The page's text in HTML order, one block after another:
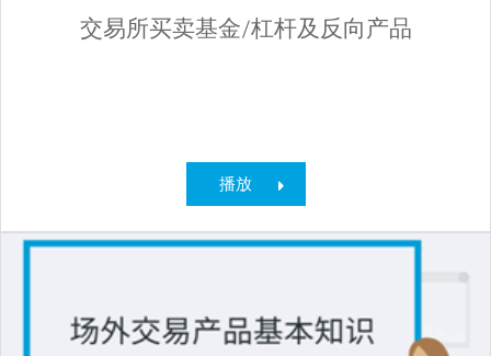
交易所买卖基金/杠杆及反向产品
播放